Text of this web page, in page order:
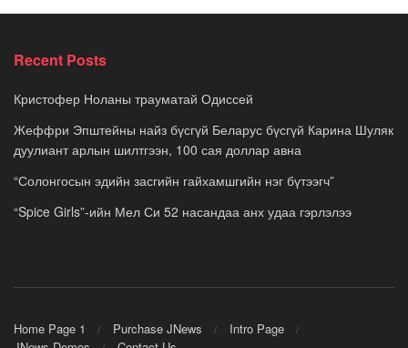
Recent Posts
Кристофер Ноланы трауматай Одиссей
Жеффри Эпштейны найз бүсгүй Беларус бүсгүй Карина Шуляк
дуулиант арлын шилтгээн, 100 сая доллар авна
“Солонгосын эдийн засгийн гайхамшгийн нэг бүтээгч”
“Spice Girls”-ийн Мел Си 52 насандаа анх удаа гэрлэлээ
Home Page 1 Purchase JNews
Intro Page